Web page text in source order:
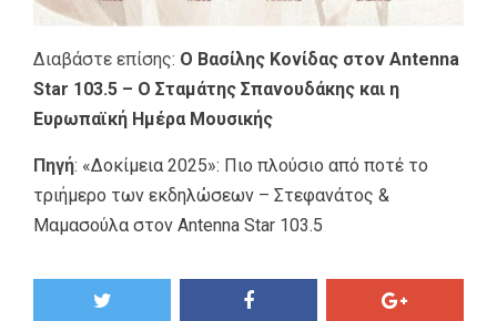
Διαβάστε επίσης: Ο Βασίλης Κονίδας στον Antenna
Star 103.5 – Ο Σταμάτης Σπανουδάκης και η
Ευρωπαϊκή Ημέρα Μουσικής
Πηγή: «Δοκίμεια 2025»: Πιο πλούσιο από ποτέ το
τριήμερο των εκδηλώσεων – Στεφανάτος &
Μαμασούλα στον Antenna Star 103.5